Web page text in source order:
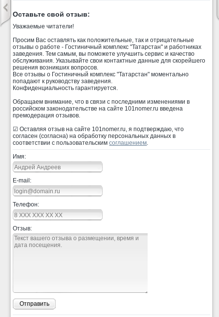
Оставьте свой отзыв:
Уважаемые читатели!
Просим Вас оставлять как положительные, так и отрицательные
отзывы о работе - Гостиничный комплекс "Татарстан" и работниках
заведения. Тем самым, вы поможете улучшить сервис и качество
обслуживания. Указывайте свои контактные данные для скорейшего
решения возникших вопросов.
Все отзывы о Гостиничный комплекс "Татарстан" моментально
попадают к руководству заведения.
Конфиденциальность гарантируется.
Обращаем внимание, что в связи с последними изменениями в
российском законодательстве на сайте 101nomer.ru введена
премодерация отзывов.
☑ Оставляя отзыв на сайте 101nomer.ru, я подтверждаю, что
согласен (согласна) на обработку персональных данных в
соответствии с пользовательскимсоглашением.
Имя:
E-mail:
Телефон:
Отзыв:
Отправить